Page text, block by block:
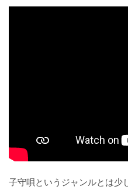
子守唄というジャンルとは少